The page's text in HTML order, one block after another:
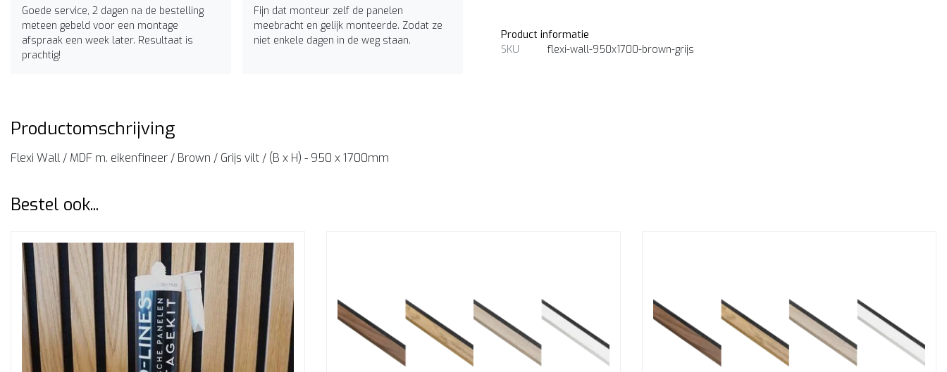
Goede service, 2 dagen na de bestelling
meteen gebeld voor een montage
afspraak een week later. Resultaat is
prachtig!
Fijn dat monteur zelf de panelen
meebracht en gelijk monteerde. Zodat ze
niet enkele dagen in de weg staan.
Product informatie
SKU
flexi-wall-950x1700-brown-grijs
Productomschrijving
Flexi Wall / MDF m. eikenfineer / Brown / Grijs vilt / (B x H) - 950 x 1700mm
Bestel ook...